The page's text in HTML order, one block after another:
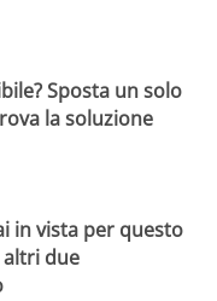
Sposta un solo
la soluzione
in vista per questo
due